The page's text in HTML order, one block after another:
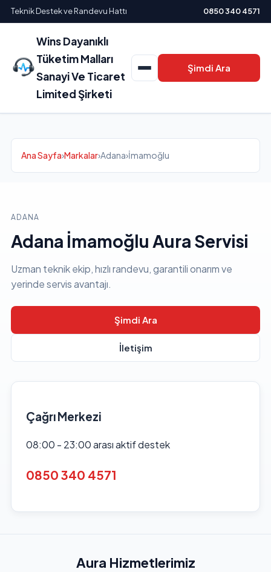
Teknik Destek ve Randevu Hattı 0850 340 4571
Wins Dayanıklı
Tüketim Malları
Sanayi Ve Ticaret
Limited Şirketi
Şimdi Ara
Ana Sayfa›Markalar›Adana›İmamoğlu
ADANA
Adana İmamoğlu Aura Servisi
Uzman teknik ekip, hızlı randevu, garantili onarım ve
yerinde servis avantajı.
Şimdi Ara
İletişim
Çağrı Merkezi
08:00 - 23:00 arası aktif destek
0850 340 4571
Aura Hizmetlerimiz